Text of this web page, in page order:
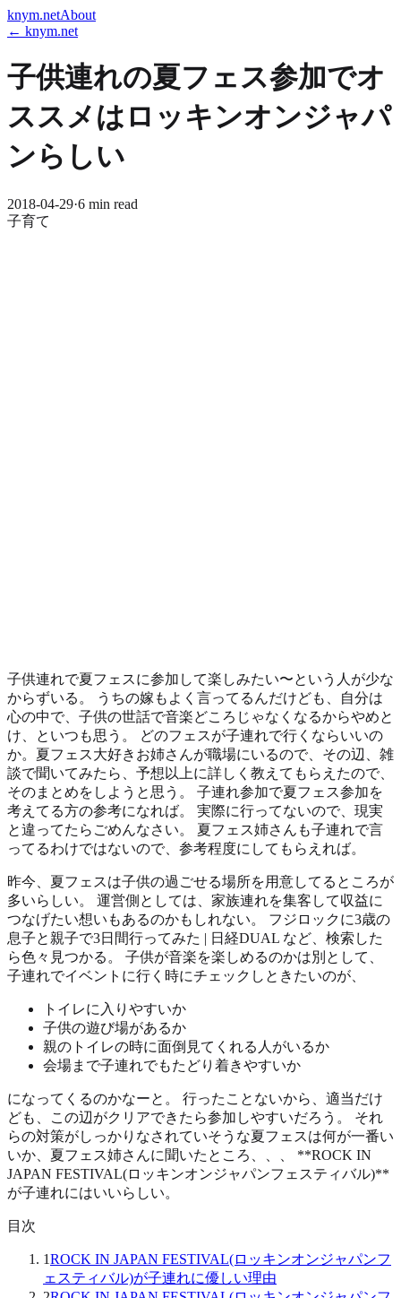
knym.netAbout
← knym.net
子供連れの夏フェス参加でオ
ススメはロッキンオンジャパ
ンらしい
2018-04-29·6 min read
子育て
子供連れで夏フェスに参加して楽しみたい〜という人が少な
からずいる。 うちの嫁もよく言ってるんだけども、自分は
心の中で、子供の世話で音楽どころじゃなくなるからやめと
け、といつも思う。 どのフェスが子連れで行くならいいの
か。夏フェス大好きお姉さんが職場にいるので、その辺、雑
談で聞いてみたら、予想以上に詳しく教えてもらえたので、
そのまとめをしようと思う。 子連れ参加で夏フェス参加を
考えてる方の参考になれば。 実際に行ってないので、現実
と違ってたらごめんなさい。 夏フェス姉さんも子連れで言
ってるわけではないので、参考程度にしてもらえれば。
昨今、夏フェスは子供の過ごせる場所を用意してるところが
多いらしい。 運営側としては、家族連れを集客して収益に
つなげたい想いもあるのかもしれない。 フジロックに3歳の
息子と親子で3日間行ってみた | 日経DUAL など、検索した
ら色々見つかる。 子供が音楽を楽しめるのかは別として、
子連れでイベントに行く時にチェックしときたいのが、
トイレに入りやすいか
子供の遊び場があるか
親のトイレの時に面倒見てくれる人がいるか
会場まで子連れでもたどり着きやすいか
になってくるのかなーと。 行ったことないから、適当だけ
ども、この辺がクリアできたら参加しやすいだろう。 それ
らの対策がしっかりなされていそうな夏フェスは何が一番い
いか、夏フェス姉さんに聞いたところ、、、 **ROCK IN
JAPAN FESTIVAL(ロッキンオンジャパンフェスティバル)**
が子連れにはいいらしい。
目次
1ROCK IN JAPAN FESTIVAL(ロッキンオンジャパンフ
ェスティバル)が子連れに優しい理由